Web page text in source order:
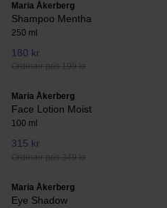
Maria Åkerberg
Shampoo Mentha
250 ml
180 kr
Ordinær pris 199 kr
Maria Åkerberg
Face Lotion Moist
100 ml
315 kr
Ordinær pris 349 kr
Maria Åkerberg
Eye Shadow